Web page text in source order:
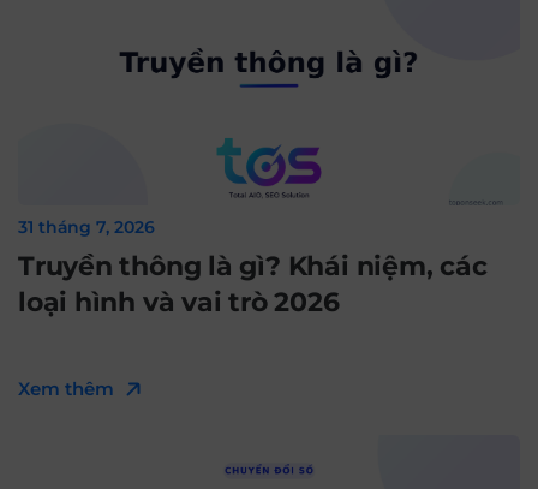
31 tháng 7, 2026
Truyền thông là gì? Khái niệm, các
loại hình và vai trò 2026
Xem thêm